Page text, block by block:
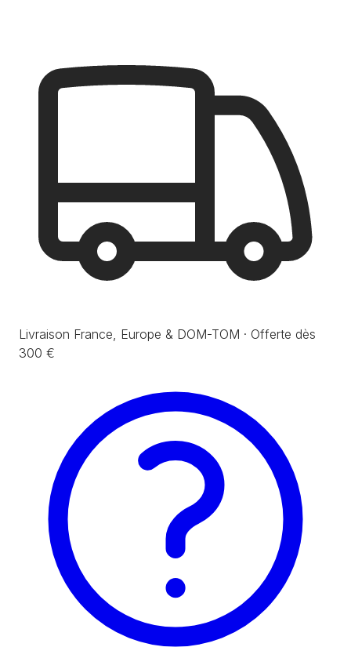
Livraison France, Europe & DOM-TOM · Offerte dès
300 €